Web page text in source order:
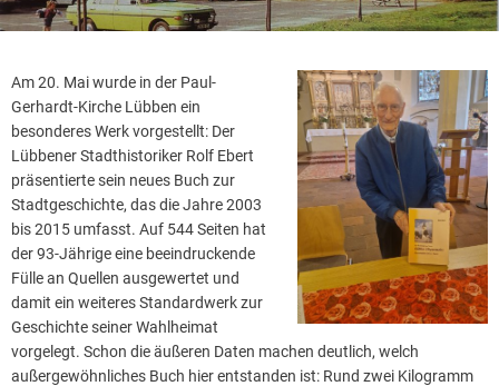
Am 20. Mai wurde in der Paul-
Gerhardt-Kirche Lübben ein
besonderes Werk vorgestellt: Der
Lübbener Stadthistoriker Rolf Ebert
präsentierte sein neues Buch zur
Stadtgeschichte, das die Jahre 2003
bis 2015 umfasst. Auf 544 Seiten hat
der 93-Jährige eine beeindruckende
Fülle an Quellen ausgewertet und
damit ein weiteres Standardwerk zur
Geschichte seiner Wahlheimat
vorgelegt. Schon die äußeren Daten machen deutlich, welch
außergewöhnliches Buch hier entstanden ist: Rund zwei Kilogramm